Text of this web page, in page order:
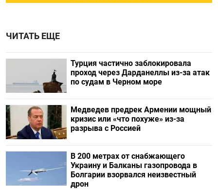
ЧИТАТЬ ЕЩЕ
Турция частично заблокировала
проход через Дарданеллы из-за атак
по судам в Черном море
Медведев предрек Армении мощный
кризис или «что похуже» из-за
разрыва с Россией
В 200 метрах от снабжающего
Украину и Балканы газопровода в
Болгарии взорвался неизвестный
дрон